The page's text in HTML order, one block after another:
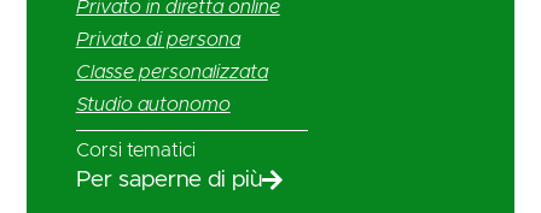
Privato in diretta online
Privato di persona
Classe personalizzata
Studio autonomo
Corsi tematici
Per saperne di più